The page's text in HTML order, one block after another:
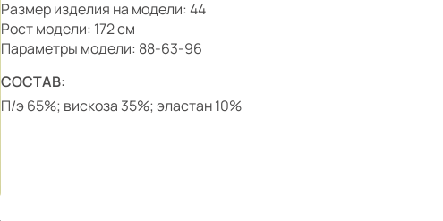
Размер изделия на модели: 44
Рост модели: 172 см
Параметры модели: 88-63-96
СОСТАВ:
П/э 65%; вискоза 35%; эластан 10%